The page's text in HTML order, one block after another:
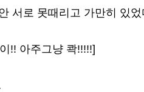
서로 못때리고 가만히 있었
!! 아주그냥 콱!!!!!]